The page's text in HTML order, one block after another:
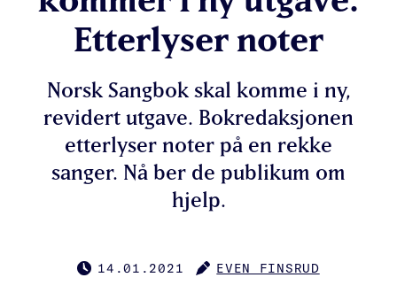
Etterlyser noter
Norsk Sangbok skal komme i ny,
revidert utgave. Bokredaksjonen
etterlyser noter på en rekke
sanger. Nå ber de publikum om
hjelp.
PUBLISERT
14.01.2021
FORFATTER
EVEN FINSRUD